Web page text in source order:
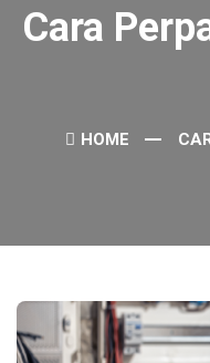
Cara
HOME